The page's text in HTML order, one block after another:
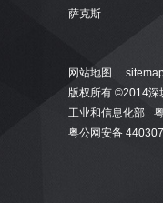
萨克斯
网站地图
版权所有 ©2014深
工业和信息化部
粤公网安备